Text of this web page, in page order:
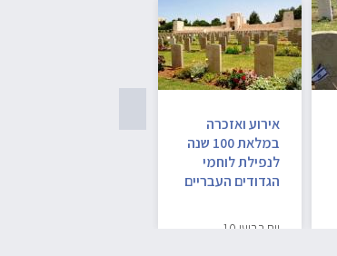
אירוע ואזכרה
במלאת 100 שנה
לנפילת לוחמי
הגדודים העבריים
יום רביעי 10